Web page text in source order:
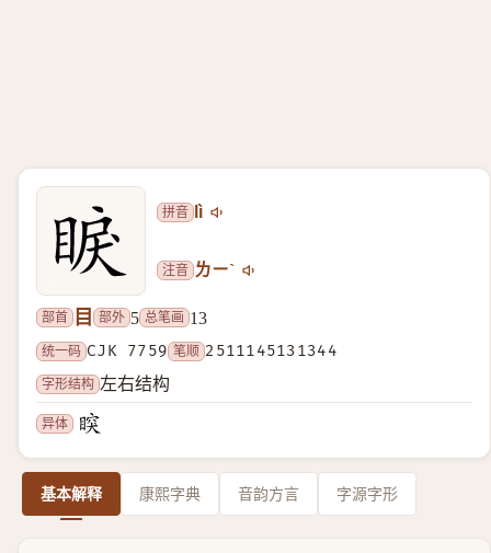
拼音 lì
注音 ㄌㄧˋ
部首 目 部外 5 总笔画 13
统一码 CJK 7759 笔顺 2511145131344
字形结构 左右结构
异体
基本解释 康熙字典 音韵方言 字源字形